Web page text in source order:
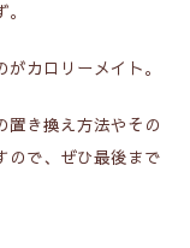
カロリーメイト。
置き換え方法やその
ので、ぜひ最後まで